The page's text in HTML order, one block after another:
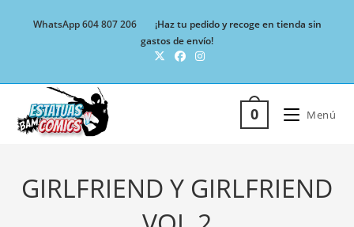
WhatsApp 604 807 206
¡Haz tu pedido y recoge en tienda sin
gastos de envío!
0 Menú
GIRLFRIEND Y GIRLFRIEND